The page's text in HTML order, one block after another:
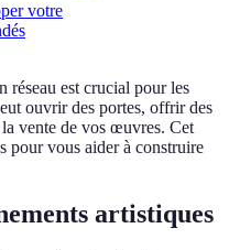
votre
réseau est crucial pour les
ouvrir des portes, offrir des
vente de vos œuvres. Cet
pour vous aider à construire
artistiques